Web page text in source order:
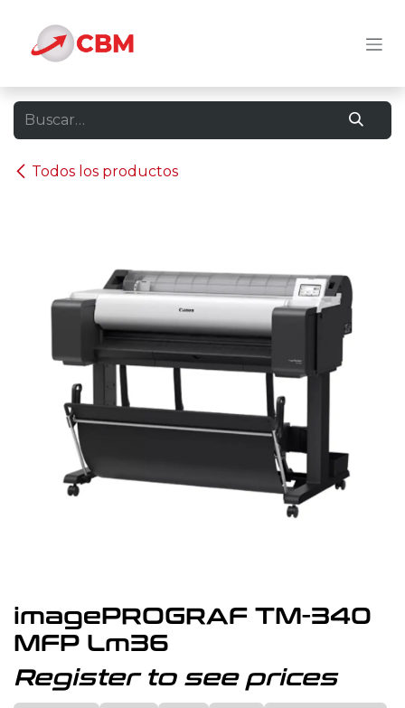
Todos los productos
imagePROGRAF TM-340
MFP Lm36
Register to see prices